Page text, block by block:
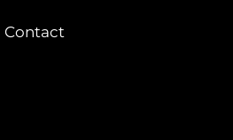
Contact